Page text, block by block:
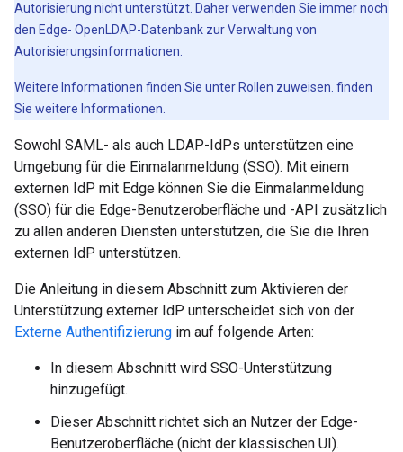
Autorisierung nicht unterstützt. Daher verwenden Sie immer noch
den Edge- OpenLDAP-Datenbank zur Verwaltung von
Autorisierungsinformationen.
Weitere Informationen finden Sie unter Rollen zuweisen . finden
Sie weitere Informationen.
Sowohl SAML- als auch LDAP-IdPs unterstützen eine
Umgebung für die Einmalanmeldung (SSO). Mit einem
externen IdP mit Edge können Sie die Einmalanmeldung
(SSO) für die Edge-Benutzeroberfläche und -API zusätzlich
zu allen anderen Diensten unterstützen, die Sie die Ihren
externen IdP unterstützen.
Die Anleitung in diesem Abschnitt zum Aktivieren der
Unterstützung externer IdP unterscheidet sich von der
Externe Authentifizierung im auf folgende Arten:
In diesem Abschnitt wird SSO-Unterstützung
hinzugefügt.
Dieser Abschnitt richtet sich an Nutzer der Edge-
Benutzeroberfläche (nicht der klassischen UI).